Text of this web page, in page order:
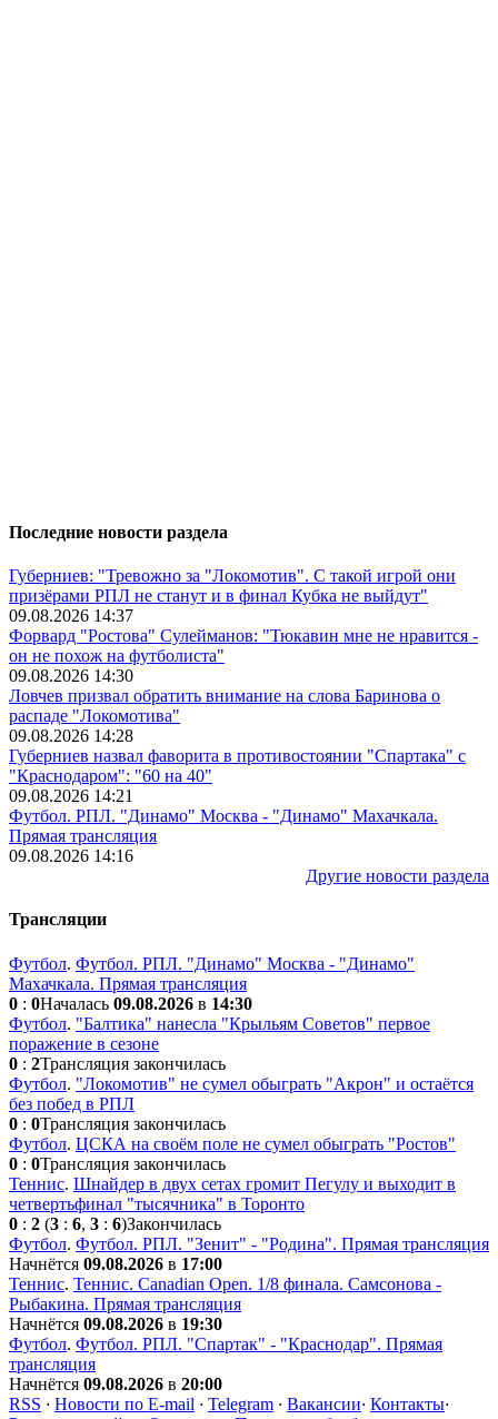
Последние новости раздела
Губерниев: "Тревожно за "Локомотив". С такой игрой они
призёрами РПЛ не станут и в финал Кубка не выйдут"
09.08.2026 14:37
Форвард "Ростова" Сулейманов: "Тюкавин мне не нравится -
он не похож на футболиста"
09.08.2026 14:30
Ловчев призвал обратить внимание на слова Баринова о
распаде "Локомотива"
09.08.2026 14:28
Губерниев назвал фаворита в противостоянии "Спартака" с
"Краснодаром": "60 на 40"
09.08.2026 14:21
Футбол. РПЛ. "Динамо" Москва - "Динамо" Махачкала.
Прямая трансляция
09.08.2026 14:16
Другие новости раздела
Трансляции
Футбол. Футбол. РПЛ. "Динамо" Москва - "Динамо"
Махачкала. Прямая трансляция
0 : 0Началась 09.08.2026 в 14:30
Футбол. "Балтика" нанесла "Крыльям Советов" первое
поражение в сезоне
0 : 2Трансляция закончилась
Футбол. "Локомотив" не сумел обыграть "Акрон" и остаётся
без побед в РПЛ
0 : 0Трансляция закончилась
Футбол. ЦСКА на своём поле не сумел обыграть "Ростов"
0 : 0Трансляция закончилась
Теннис. Шнайдер в двух сетах громит Пегулу и выходит в
четвертьфинал "тысячника" в Торонто
0 : 2 (3 : 6, 3 : 6)Закончилась
Футбол. Футбол. РПЛ. "Зенит" - "Родина". Прямая трансляция
Начнётся 09.08.2026 в 17:00
Теннис. Теннис. Сanadian Open. 1/8 финала. Самсонова -
Рыбакина. Прямая трансляция
Начнётся 09.08.2026 в 19:30
Футбол. Футбол. РПЛ. "Спартак" - "Краснодар". Прямая
трансляция
Начнётся 09.08.2026 в 20:00
RSS · Новости по E-mail · Telegram · Вакансии· Контакты·